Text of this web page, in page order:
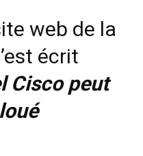
web de la
écrit
Cisco peut